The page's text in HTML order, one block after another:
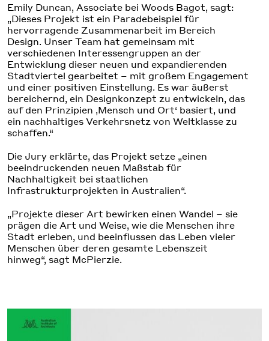
Emily Duncan, Associate bei Woods Bagot, sagt:
„Dieses Projekt ist ein Paradebeispiel für
hervorragende Zusammenarbeit im Bereich
Design. Unser Team hat gemeinsam mit
verschiedenen Interessengruppen an der
Entwicklung dieser neuen und expandierenden
Stadtviertel gearbeitet – mit großem Engagement
und einer positiven Einstellung. Es war äußerst
bereichernd, ein Designkonzept zu entwickeln, das
auf den Prinzipien ‚Mensch und Ort‘ basiert, und
ein nachhaltiges Verkehrsnetz von Weltklasse zu
schaffen.“
Die Jury erklärte, das Projekt setze „einen
beeindruckenden neuen Maßstab für
Nachhaltigkeit bei staatlichen
Infrastrukturprojekten in Australien“.
„Projekte dieser Art bewirken einen Wandel – sie
prägen die Art und Weise, wie die Menschen ihre
Stadt erleben, und beeinflussen das Leben vieler
Menschen über deren gesamte Lebenszeit
hinweg“, sagt McPierzie.